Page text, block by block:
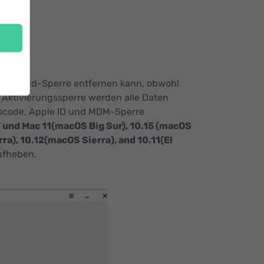
iCloud-Sperre entfernen kann, obwohl
werden alle Daten
Apple ID und MDM-Sperre
Mac 11(macOS Big Sur), 10.15 (macOS
10.12(macOS Sierra), and 10.11(El